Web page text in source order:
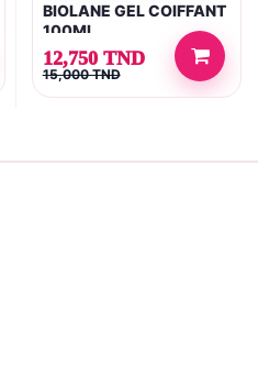
BIOLANE GEL COIFFANT
100ML
12,750 TND
15,000 TND